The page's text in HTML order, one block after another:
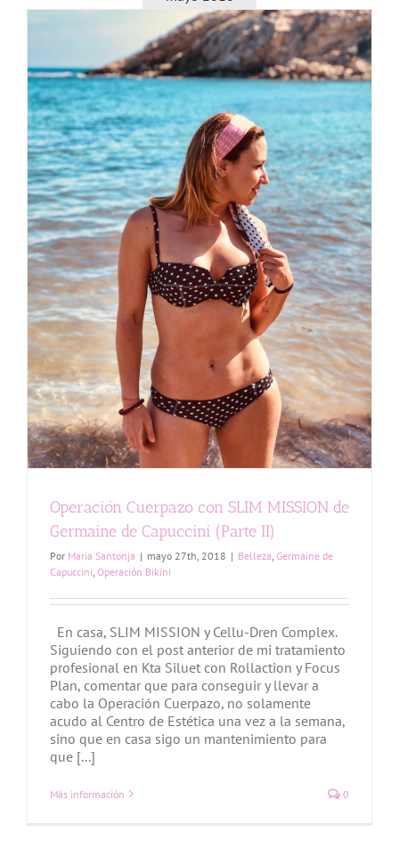
Operación Cuerpazo con SLIM MISSION de
Germaine de Capuccini (Parte II)
Por Maria Santonja | mayo 27th, 2018 | Belleza Germaine de
Capuccini Operación Bikini
En casa, SLIM MISSION y Cellu-Dren Complex.
Siguiendo con el post anterior de mi tratamiento
profesional en Kta Siluet con Rollaction y Focus
Plan, comentar que para conseguir y llevar a
cabo la Operación Cuerpazo, no solamente
acudo al Centro de Estética una vez a la semana,
sino que en casa sigo un mantenimiento para
que [...]
Más información 0